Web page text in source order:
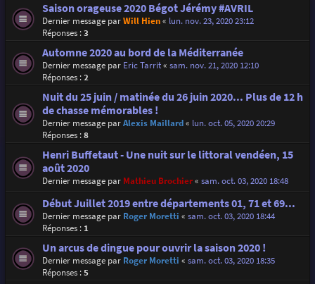
Saison orageuse 2020 Bégot Jérémy #AVRIL
Dernier message parWill Hien« lun. nov. 23, 2020 23:12
Réponses :3
Automne 2020 au bord de la Méditerranée
Dernier message par Eric Tarrit« sam. nov. 21, 2020 12:10
Réponses :2
Nuit du 25 juin / matinée du 26 juin 2020... Plus de 12 h
de chasse mémorables !
Dernier message parAlexis Maillard« lun. oct. 05, 2020 20:29
Réponses :8
Henri Buffetaut - Une nuit sur le littoral vendéen, 15
août 2020
Dernier message par Mathieu Brochier« sam. oct. 03, 2020 18:48
Début Juillet 2019 entre départements 01, 71 et 69...
Dernier message par Roger Moretti « sam. oct. 03, 2020 18:44
Réponses : 1
Un arcus de dingue pour ouvrir la saison 2020 !
Dernier message par Roger Moretti « sam. oct. 03, 2020 18:35
Réponses :5